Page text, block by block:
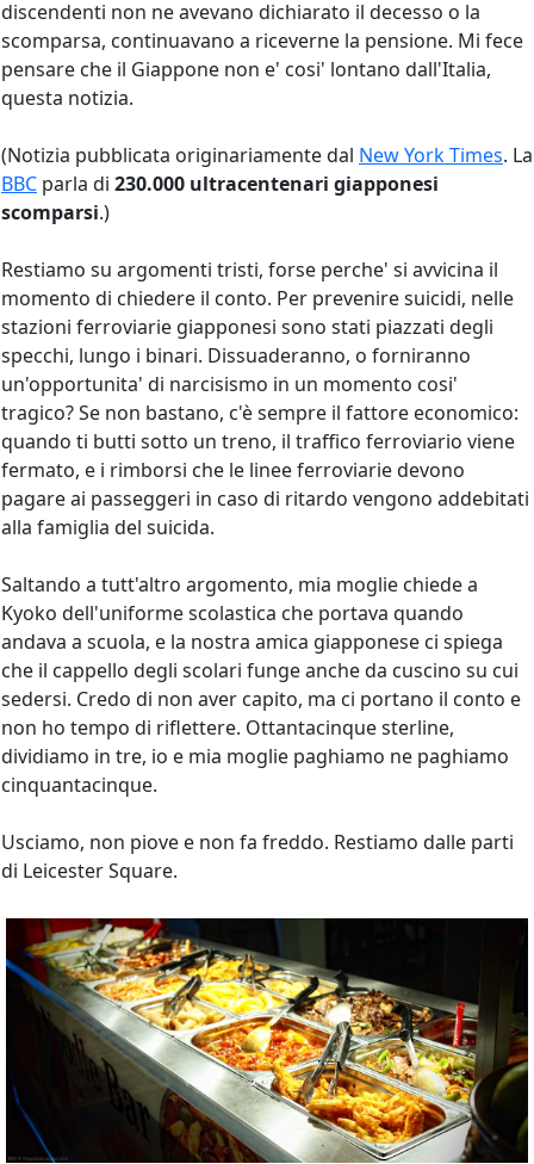
discendenti non ne avevano dichiarato il decesso o la
scomparsa, continuavano a riceverne la pensione. Mi fece
pensare che il Giappone non e' cosi' lontano dall'Italia,
questa notizia.
(Notizia pubblicata originariamente dal New York Times. La
BBC parla di 230.000 ultracentenari giapponesi
scomparsi.)
Restiamo su argomenti tristi, forse perche' si avvicina il
momento di chiedere il conto. Per prevenire suicidi, nelle
stazioni ferroviarie giapponesi sono stati piazzati degli
specchi, lungo i binari. Dissuaderanno, o forniranno
un'opportunita' di narcisismo in un momento cosi'
tragico? Se non bastano, c'è sempre il fattore economico:
quando ti butti sotto un treno, il traffico ferroviario viene
fermato, e i rimborsi che le linee ferroviarie devono
pagare ai passeggeri in caso di ritardo vengono addebitati
alla famiglia del suicida.
Saltando a tutt'altro argomento, mia moglie chiede a
Kyoko dell'uniforme scolastica che portava quando
andava a scuola, e la nostra amica giapponese ci spiega
che il cappello degli scolari funge anche da cuscino su cui
sedersi. Credo di non aver capito, ma ci portano il conto e
non ho tempo di riflettere. Ottantacinque sterline,
dividiamo in tre, io e mia moglie paghiamo ne paghiamo
cinquantacinque.
Usciamo, non piove e non fa freddo. Restiamo dalle parti
di Leicester Square.